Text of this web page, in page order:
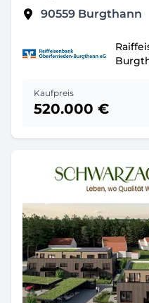
90559 Burgthann
Kaufpreis
520.000 €